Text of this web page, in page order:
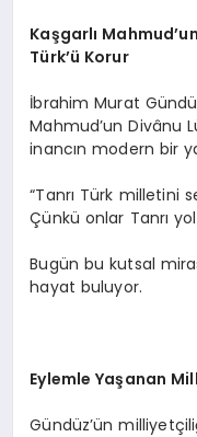
Kaşgarlı
Türk’ü Korur
İbrahim Murat
Mahmud’un Divânu
inancın modern bir
“Tanrı Türk milletini
Çünkü onlar Tanrı
Bugün bu kutsal
hayat buluyor.
Eylemle Yaşanan
Gündüz’ün